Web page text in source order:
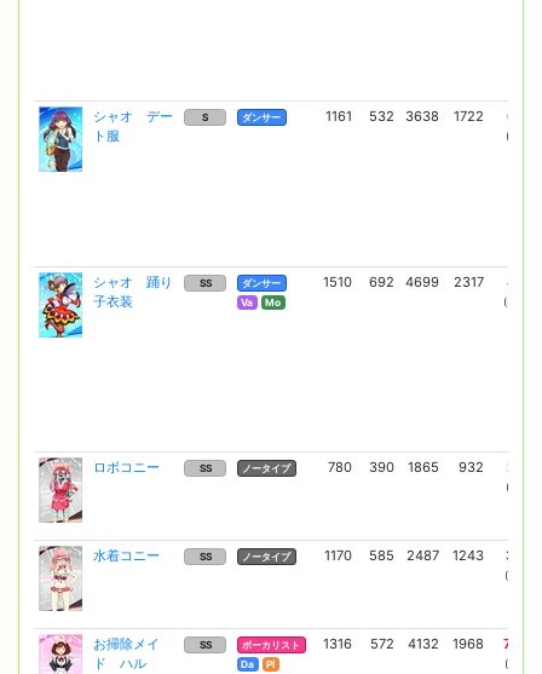
シャオ デー
ト服
S ダンサー 1161 532 3638 1722 6195
(4522)
シャオ 踊り
子衣装
SS
ダンサー
Va
Mo
1510 692 4699 2317 8217
(5998)
ロボコニー SS ノータイプ 780 390 1865 932 2331
(2331)
水着コニー SS ノータイプ 1170 585 2487 1243 3109
(3109)
お掃除メイ
ド ハル
SS
ボーカリスト
Da
Pl
1316 572 4132 1968 7247
(5290)